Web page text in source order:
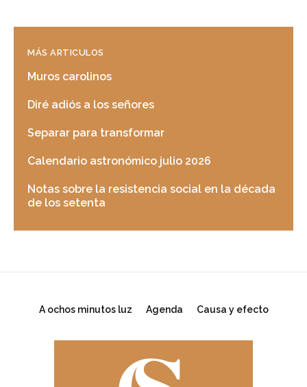
MÁS ARTICULOS
Muros carolinos
Diré adiós a los señores
Separar para transformar
Calendario astronómico julio 2026
Notas sobre la resistencia social en la década
de los setenta
A ochos minutos luz Agenda Causa y efecto